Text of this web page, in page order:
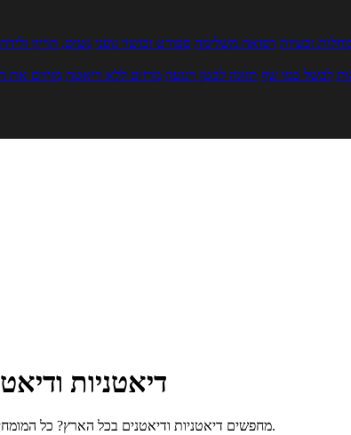
ובעיות רפואה משלימה ספורט וכושר גופני נשים, הריון ולידה
לבשל כמו שף תזונה לבטן רגועה מרזים ללא דיאטה מזיזים את
דיאטניות
מחפשים דיאטניות ודיאטנים בכל הארץ? כל המומחים ואנשי המקצוע בתחום דיאטניות ודיאטנים.